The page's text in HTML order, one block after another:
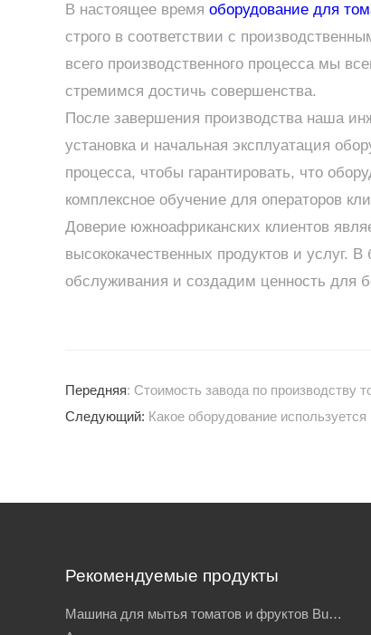
В настоящее время оборудование для
строго в соответствии с
всего производственного процесса мы
стремимся достичь совершенства.
После завершения производства наша
установка и начальная эксплуатация
процесса, чтобы гарантировать, что
комплексное обучение для операторов
Доверие южноафриканских клиентов
высококачественных продуктов и
обслуживания и создадим ценность для
Передняя: Стоимость завода по производству
Следующий: Какое оборудование
Рекомендуемые продукты
Машина для мытья томатов и фруктов Bubble для очистки овощей